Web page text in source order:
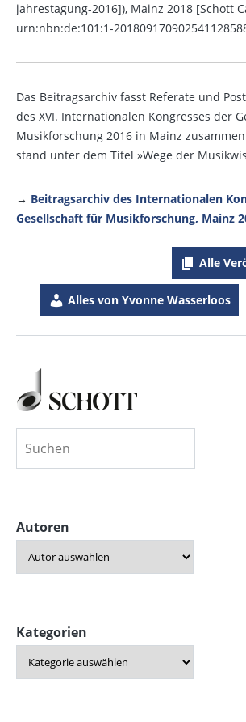
jahrestagung-2016]), Mainz 2018 [Schott
urn:nbn:de:101:1-
Das Beitragsarchiv fasst Referate und
des XVI. Internationalen Kongresses der
Musikforschung 2016 in Mainz
stand unter dem Titel »Wege der
→ Beitragsarchiv des Internationalen
Gesellschaft für Musikforschung, Mainz
Alle
Alles von Yvonne Wasserloos
Autoren
Kategorien